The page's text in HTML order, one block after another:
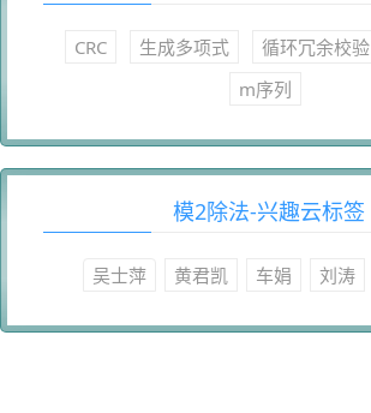
CRC 生成多项式 循环冗余校验
m序列
模2除法-兴趣云标签
吴士萍 黄君凯 车娟 刘涛